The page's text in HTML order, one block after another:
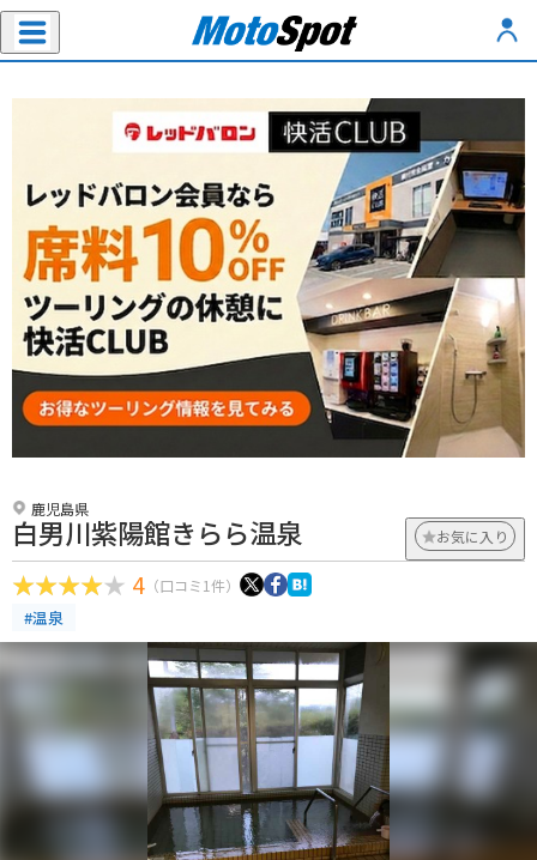
鹿児島県
白男川紫陽館きらら温泉 お気に入り
4 （口コミ1件）
#温泉